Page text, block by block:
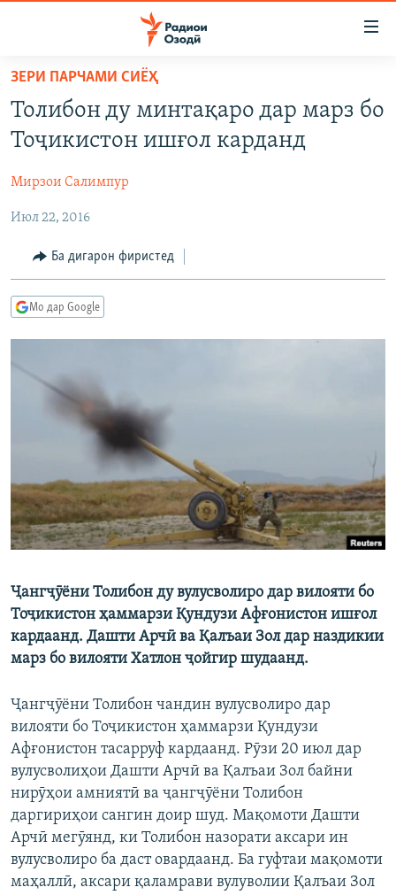
Ҷаҳиш
мояи
аслӣ
ба
аслӣ
Ҷаҳиш
ҷустор
ГӮШАҲО
ҶОМЕА
ҚАЗИЯИ "КРОКУС"
ОСИЁИ МАРКАЗӢ
МЕҲМОНИ ОЗОДӢ
САЛОМ, ХОҲАР
ТАҲҚИҚОТ
ҶАНГ ДАР УКРАИНА
НАЗАРИ МАРДУМ
БЛОГИСТОН
ЧАНДРАСОНАӢ
НИГОРИСТОН
ГУЗОРИШҲОИ РАДИОӢ
КИТОБҲОИ ОЗОДӢ
Русский
Ҳамаи сомонаҳои RFE/RL
ЗЕРИ ПАРЧАМИ СИЁҲ
Толибон ду минтақаро дар марз бо
Тоҷикистон ишғол карданд
Мирзои Салимпур
Июл 22, 2016
Ба дигарон фиристед
Мо дар Google
Ҷангҷӯёни Толибон ду вулусволиро дар вилояти бо
Тоҷикистон ҳаммарзи Қундузи Афғонистон ишғол
кардаанд. Дашти Арчӣ ва Қалъаи Зол дар наздикии
марз бо вилояти Хатлон ҷойгир шудаанд.
Ҷангҷӯёни Толибон чандин вулусволиро дар
вилояти бо Тоҷикистон ҳаммарзи Қундузи
Афғонистон тасарруф кардаанд. Рӯзи 20 июл дар
вулусволиҳои Дашти Арчӣ ва Қалъаи Зол байни
нирӯҳои амниятӣ ва ҷангҷӯёни Толибон
даргириҳои сангин доир шуд. Мақомоти Дашти
Арчӣ мегӯянд, ки Толибон назорати аксари ин
вулусволиро ба даст овардаанд. Ба гуфтаи мақомоти
маҳаллӣ, аксари қаламрави вулуволии Қалъаи Зол